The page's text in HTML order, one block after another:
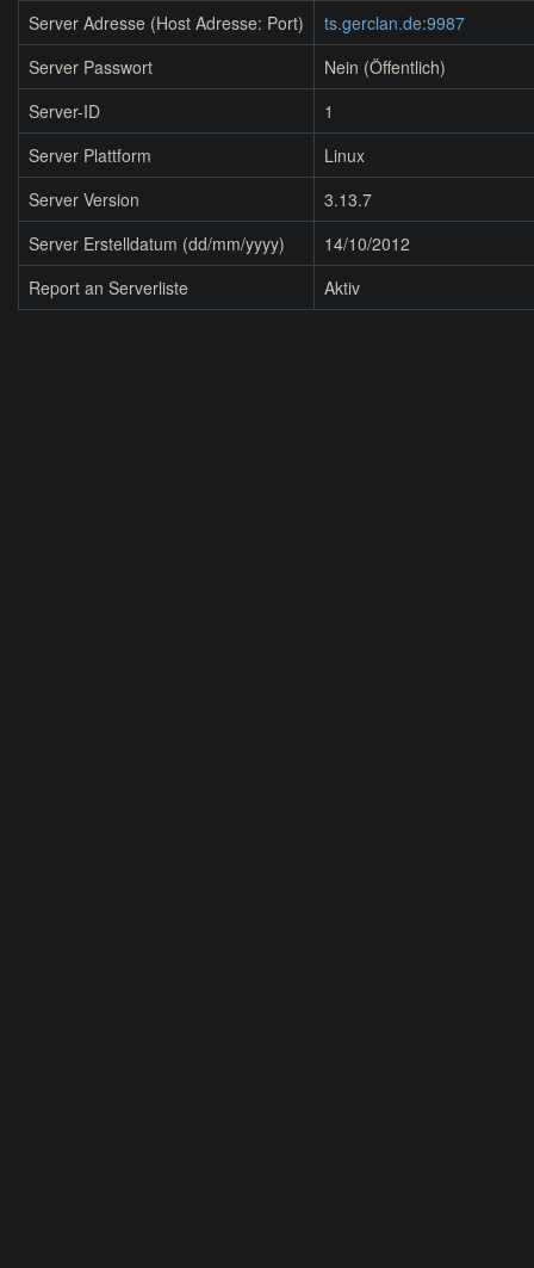
Server Adresse (Host Adresse: Port)
ts.gerclan.de:9987
Server Passwort
Nein (Öffentlich)
Server-ID
1
Server Plattform
Linux
Server Version
3.13.7
Server Erstelldatum (dd/mm/yyyy)
14/10/2012
Report an Serverliste
Aktiv